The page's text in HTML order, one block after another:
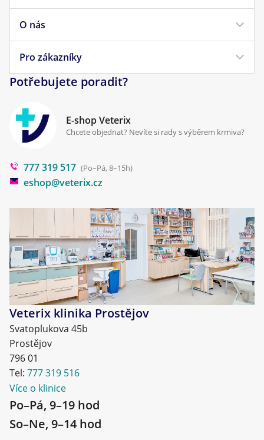
Krmivo pro kočky
Veterinární diety
Pamlsky pro psy
Doprava a platba
Obchodní podmínky
Reklamace a vrácení
Cookies a podmínky používání
O nás
Náš příběh
Pro zákazníky
Klinika Prostějov
Poradna
Blog
Potřebujete poradit?
E-shop Veterix
Chcete objednat? Nevíte si rady s výběrem krmiva?
777 319 517 (Po–Pá, 8–15h)
eshop@veterix.cz
Veterix klinika Prostějov
Svatoplukova 45b
Prostějov
796 01
Tel: 777 319 516
Více o klinice
Po–Pá, 9–19 hod
So–Ne, 9–14 hod